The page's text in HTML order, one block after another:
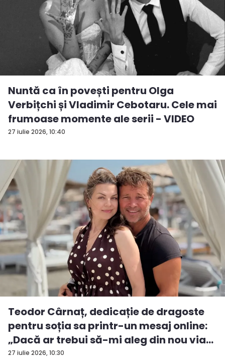
27 iulie 2026, 10:40
Nuntă ca în povești pentru Olga
Verbițchi și Vladimir Cebotaru. Cele mai
frumoase momente ale serii - VIDEO
27 iulie 2026, 10:30
Teodor Cârnaț, dedicație de dragoste
pentru soția sa printr-un mesaj online:
„Dacă ar trebui să-mi aleg din nou via...